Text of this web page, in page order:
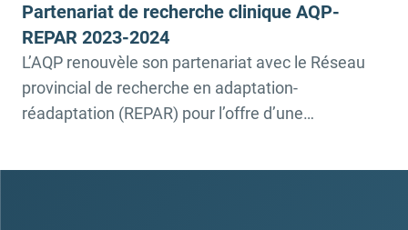
pourra obtenir un soutien considérable dans la
réalisation de son projet novateur. Contributions
visées du partenariat et les détails d’admissibilité
L’objectif principal de ce […]
Partenariat de recherche clinique AQP-
REPAR 2023-2024
L’AQP renouvèle son partenariat avec le Réseau
provincial de recherche en adaptation-
réadaptation (REPAR) pour l’offre d’une